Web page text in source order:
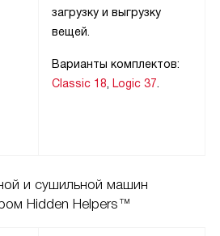
загрузку и выгрузку
вещей.
Варианты комплектов:
Classic 18
Logic 37
и сушильной машин
Hidden Helpers™